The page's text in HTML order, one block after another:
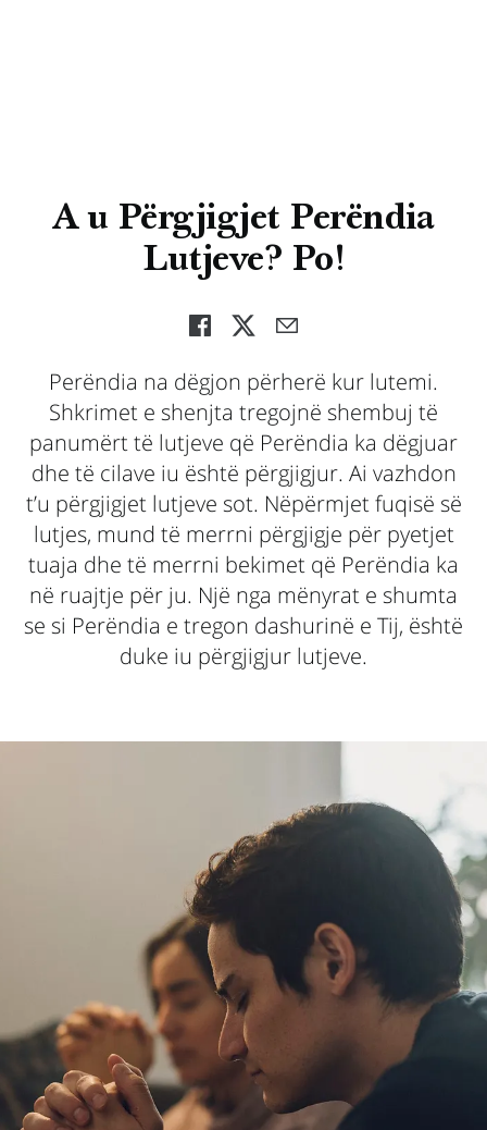
A u Përgjigjet Perëndia
Lutjeve? Po!
Perëndia na dëgjon përherë kur lutemi.
Shkrimet e shenjta tregojnë shembuj të
panumërt të lutjeve që Perëndia ka dëgjuar
dhe të cilave iu është përgjigjur. Ai vazhdon
t’u përgjigjet lutjeve sot. Nëpërmjet fuqisë së
lutjes, mund të merrni përgjigje për pyetjet
tuaja dhe të merrni bekimet që Perëndia ka
në ruajtje për ju. Një nga mënyrat e shumta
se si Perëndia e tregon dashurinë e Tij, është
duke iu përgjigjur lutjeve.